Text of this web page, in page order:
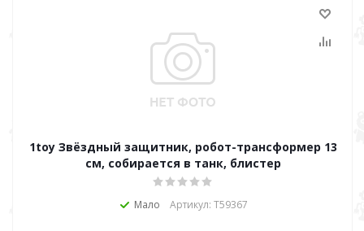
1toy Звёздный защитник, робот-трансформер 13
см, собирается в танк, блистер
Мало Артикул: Т59367